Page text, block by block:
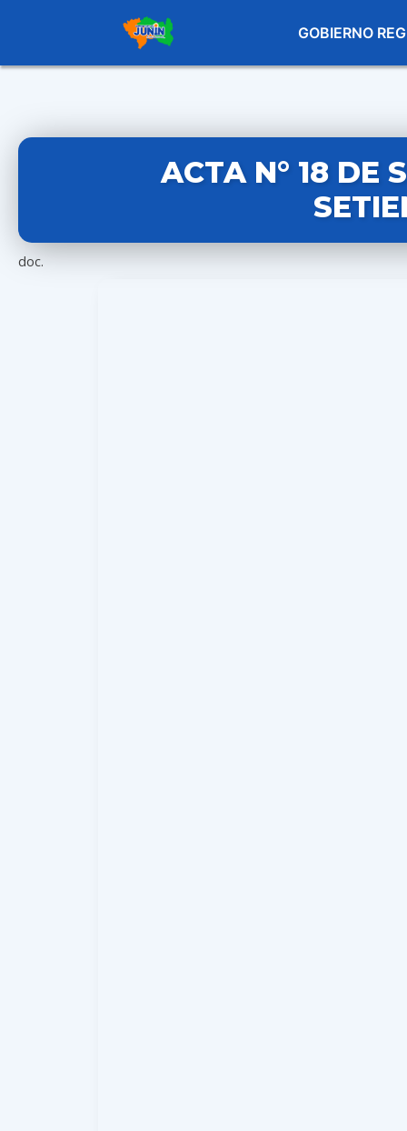
GOBIERNO
ACTA N° 18 DE
doc.